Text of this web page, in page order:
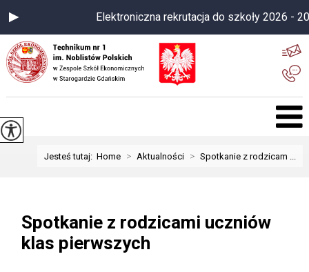
Elektroniczna rekrutacja do szkoły 2026 -
Jesteś tutaj:Home > Aktualności > Spotkanie z rodzicam ...
Spotkanie z rodzicami uczniów
klas pierwszych